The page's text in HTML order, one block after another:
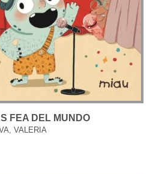
FEA DEL MUNDO
VALERIA